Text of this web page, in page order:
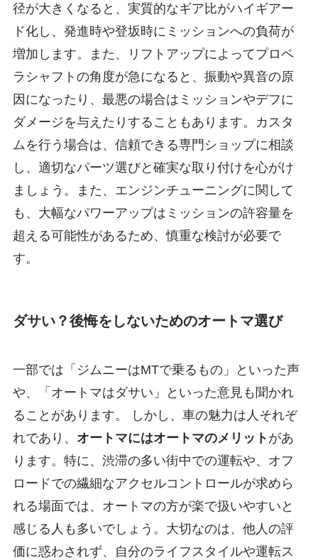
径が大きくなると、実質的なギア比がハイギアー
ド化し、発進時や登坂時にミッションへの負荷が
増加します。また、リフトアップによってプロペ
ラシャフトの角度が急になると、振動や異音の原
因になったり、最悪の場合はミッションやデフに
ダメージを与えたりすることもあります。カスタ
ムを行う場合は、信頼できる専門ショップに相談
し、適切なパーツ選びと確実な取り付けを心がけ
ましょう。また、エンジンチューニングに関して
も、大幅なパワーアップはミッションの許容量を
超える可能性があるため、慎重な検討が必要で
す。
ダサい？後悔をしないためのオートマ選び
一部では「ジムニーはMTで乗るもの」といった声
や、「オートマはダサい」といった意見も聞かれ
ることがあります。 しかし、車の魅力は人それぞ
れであり、 オートマにはオートマのメリット があ
ります。特に、渋滞の多い街中での運転や、オフ
ロードでの繊細なアクセルコントロールが求めら
れる場面では、オートマの方が楽で扱いやすいと
感じる人も多いでしょう。大切なのは、他人の評
価に惑わされず、自分のライフスタイルや運転ス